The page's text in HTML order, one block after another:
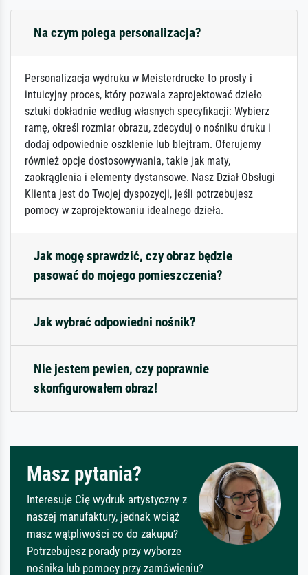
Na czym polega personalizacja?
Personalizacja wydruku w Meisterdrucke to prosty i
intuicyjny proces, który pozwala zaprojektować dzieło
sztuki dokładnie według własnych specyfikacji: Wybierz
ramę, określ rozmiar obrazu, zdecyduj o nośniku druku i
dodaj odpowiednie oszklenie lub blejtram. Oferujemy
również opcje dostosowywania, takie jak maty,
zaokrąglenia i elementy dystansowe. Nasz Dział Obsługi
Klienta jest do Twojej dyspozycji, jeśli potrzebujesz
pomocy w zaprojektowaniu idealnego dzieła.
Jak mogę sprawdzić, czy obraz będzie
pasować do mojego pomieszczenia?
Jak wybrać odpowiedni nośnik?
Nie jestem pewien, czy poprawnie
skonfigurowałem obraz!
Masz pytania?
Interesuje Cię wydruk artystyczny z
naszej manufaktury, jednak wciąż
masz wątpliwości co do zakupu?
Potrzebujesz porady przy wyborze
nośnika lub pomocy przy zamówieniu?